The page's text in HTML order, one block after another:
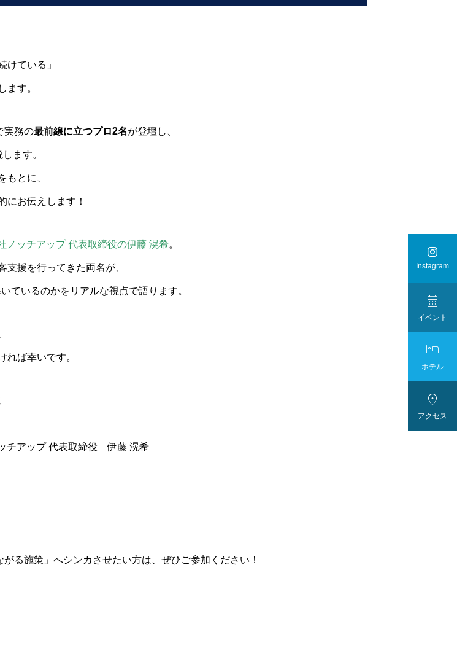
けている」
ます。
実務の最前線に立つプロ2名が登壇し、
ます。
もとに、
にお伝えします！
ノッチアップ 代表取締役の伊藤 滉希。
援を行ってきた両名が、
ているのかをリアルな視点で語ります。
ば幸いです。
チアップ 代表取締役 伊藤 滉希
る施策」へシンカさせたい方は、ぜひご参加ください！

Instagram

イベント

ホテル

アクセス